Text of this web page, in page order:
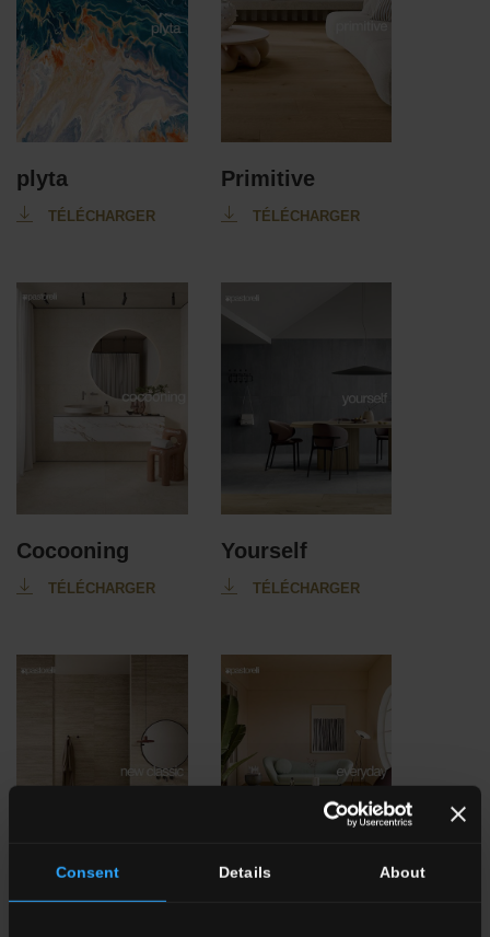
Consent Details About
plyta
TÉLÉCHARGER
Primitive
TÉLÉCHARGER
Cocooning
TÉLÉCHARGER
Yourself
TÉLÉCHARGER